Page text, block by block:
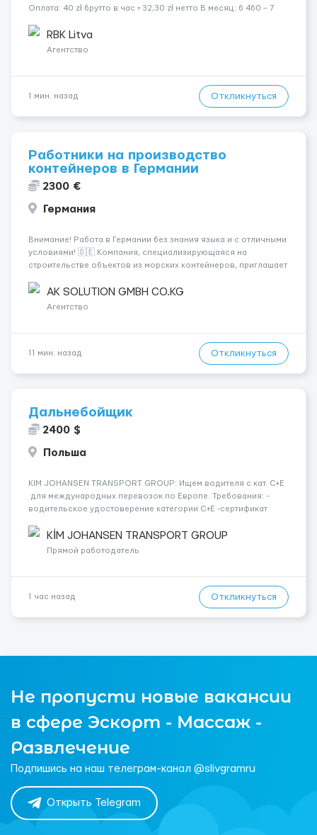
Оплата: 40 zł брутто в час = 32,30 zł нетто В месяц: 6 460 – 7
Далее - 450 zł/месяц или +1 zł к ставке для тех, кто арендует
жильё ...
RBK Litva
Агентство
1 мин. назад Откликнуться
Работники на производство
контейнеров в Германии
2300 €
Германия
Внимание! Работа в Германии без знания языка и с отличными
условиями! 🇩🇪 Компания, специализирующаяся на
строительстве объектов из морских контейнеров, приглашает
Монтажники ⚒ - Плиточники 🪜 - Сантехники 🚰 - Сварщики 🔧 -
Маляры 🎨 - Садовни...
AK SOLUTION GMBH CO.KG
Агентство
11 мин. назад Откликнуться
Дальнебойщик
2400 $
Польша
KIM JOHANSEN TRANSPORT GROUP: Ищем водителя с кат. С+Е
для международных перевозок по Европе. Требования: -
водительское удостоверение категории C+E -сертификат
опыт работы водителем грузовика Наша компания мож...
KİM JOHANSEN TRANSPORT GROUP
Прямой работодатель
1 час назад Откликнуться
Не пропусти новые вакансии
в сфере Эскорт - Массаж -
Развлечение
Подпишись на наш телеграм-канал @slivgramru
Открыть Telegram